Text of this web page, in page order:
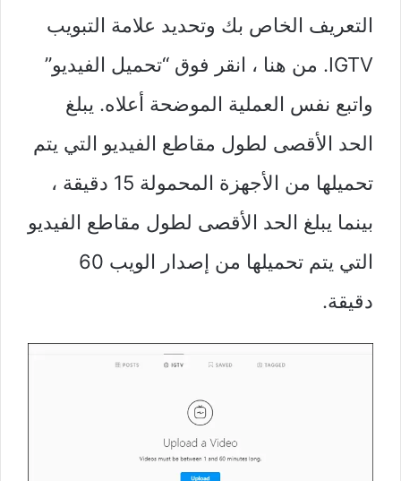
التعريف الخاص بك وتحديد علامة التبويب
IGTV. من هنا ، انقر فوق “تحميل الفيديو”
واتبع نفس العملية الموضحة أعلاه. يبلغ
الحد الأقصى لطول مقاطع الفيديو التي يتم
تحميلها من الأجهزة المحمولة 15 دقيقة ،
بينما يبلغ الحد الأقصى لطول مقاطع الفيديو
التي يتم تحميلها من إصدار الويب 60
دقيقة.